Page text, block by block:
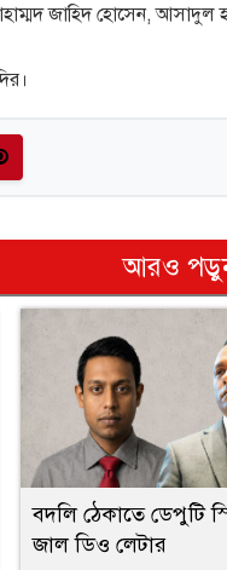
জাহিদ হোসেন, আসাদুল
আরও
বদলি ঠেকাতে ডেপুটি
জাল ডিও লেটার